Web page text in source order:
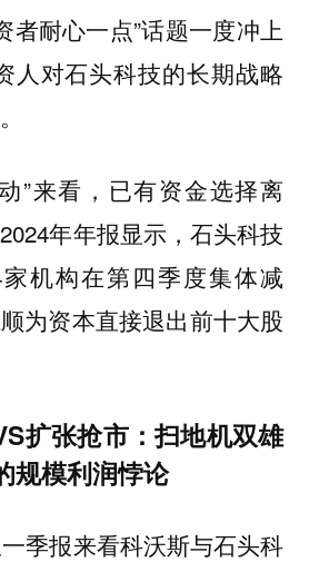
者耐心一点”话题一度冲上
人对石头科技的长期战略
”来看，已有资金选择离
年年报显示，石头科技
机构在第四季度集体减
为资本直接退出前十大股
扩张抢市：扫地机双雄
规模利润悖论
季报来看科沃斯与石头科